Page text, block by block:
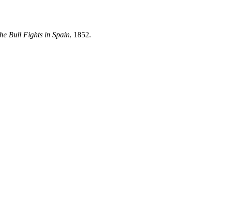
Bull Fights in Spain, 1852.